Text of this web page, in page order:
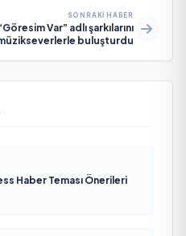
SONRAKI HABER
Var” adlı şarkılarını
buluşturdu
Haber Teması Önerileri